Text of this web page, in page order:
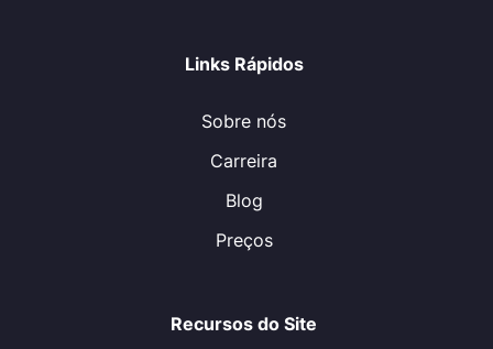
Links Rápidos
Sobre nós
Carreira
Blog
Preços
Recursos do Site